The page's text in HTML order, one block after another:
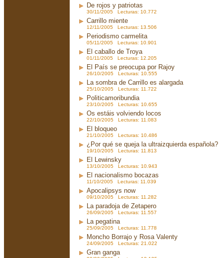
De rojos y patriotas
30/11/2005 Lecturas: 10.772
Carrillo miente
12/11/2005 Lecturas: 13.506
Periodismo carmelita
05/11/2005 Lecturas: 10.901
El caballo de Troya
01/11/2005 Lecturas: 12.205
El País se preocupa por Rajoy
26/10/2005 Lecturas: 10.555
La sombra de Carrillo es alargada
25/10/2005 Lecturas: 11.722
Politicamoribundia
23/10/2005 Lecturas: 10.655
Os estáis volviendo locos
22/10/2005 Lecturas: 11.083
El bloqueo
21/10/2005 Lecturas: 10.486
¿Por qué se queja la ultraizquierda española?
19/10/2005 Lecturas: 11.813
El Lewinsky
13/10/2005 Lecturas: 10.943
El nacionalismo bocazas
11/10/2005 Lecturas: 11.039
Apocalipsys now
09/10/2005 Lecturas: 11.282
La paradoja de Zetapero
26/09/2005 Lecturas: 11.557
La pegatina
25/09/2005 Lecturas: 11.778
Moncho Borrajo y Rosa Valenty
24/09/2005 Lecturas: 21.022
Gran ganga